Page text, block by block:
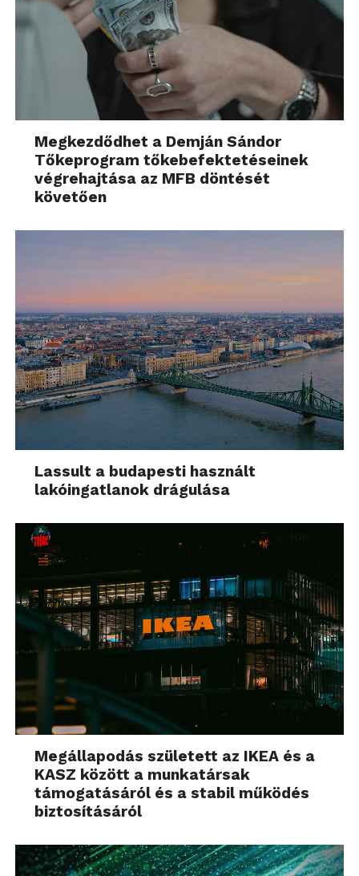
Megkezdődhet a Demján Sándor
Tőkeprogram tőkebefektetéseinek
végrehajtása az MFB döntését
követően
Lassult a budapesti használt
lakóingatlanok drágulása
Megállapodás született az IKEA és a
KASZ között a munkatársak
támogatásáról és a stabil működés
biztosításáról